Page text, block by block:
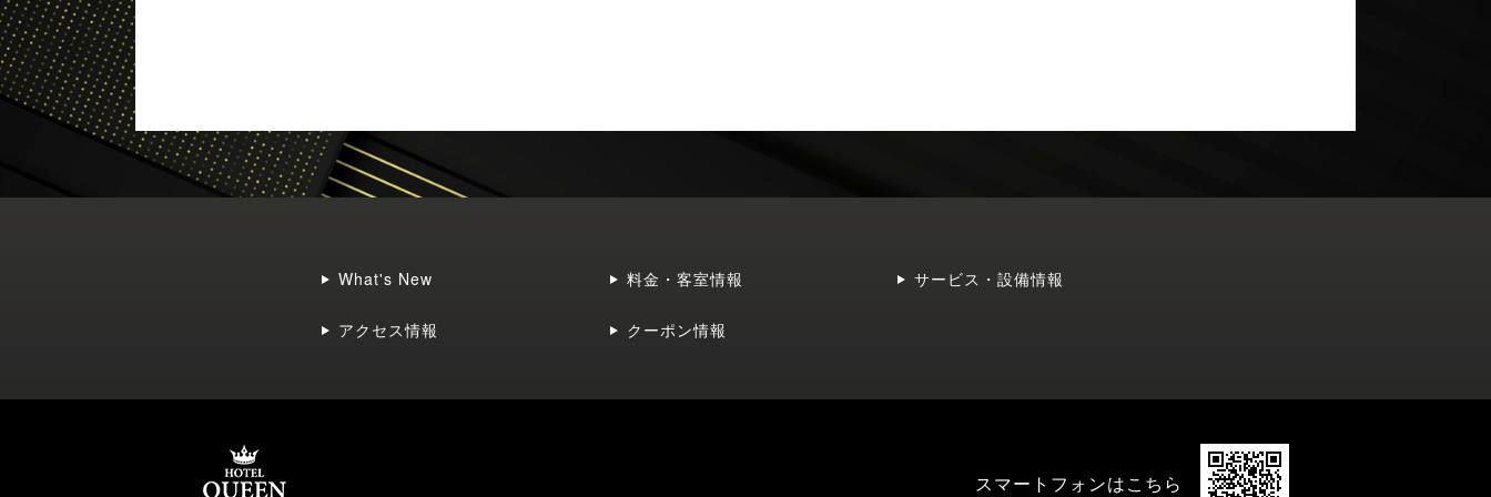
What's New 料金・客室情報 サービス・設備情報
アクセス情報 クーポン情報
スマートフォンはこちら